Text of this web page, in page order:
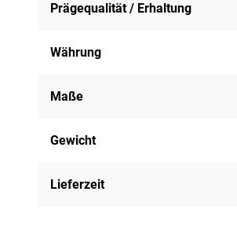
Prägequalität / Erhaltung
Währung
Maße
Gewicht
Lieferzeit